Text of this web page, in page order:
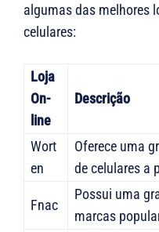
algumas das melhores
celulares:
Loja
On-
line
Descrição
Wort
en
Oferece uma
de celulares a
Fnac
Possui uma
marcas